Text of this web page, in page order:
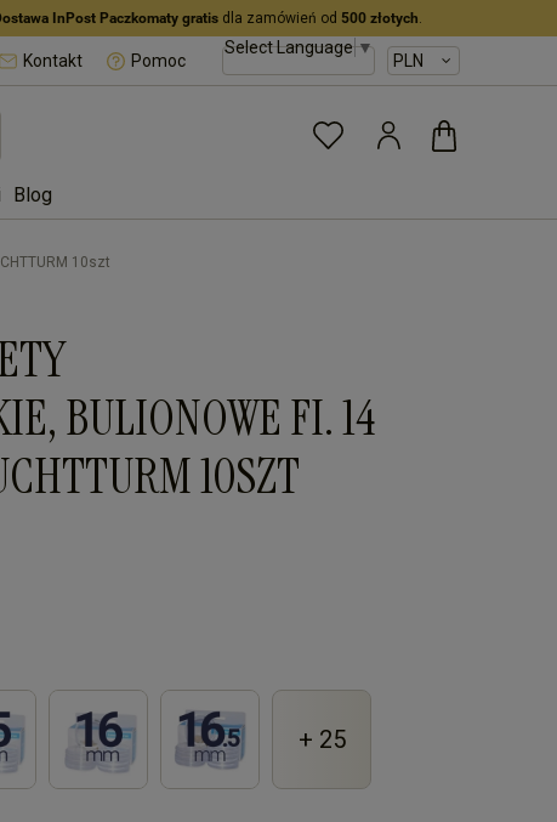
InPost Paczkomaty gratis dla zamówień od 500 złotych.
Select Language▼
Kontakt Pomoc
Blog
10szt
BULIONOWE FI. 14
10SZT
+ 25